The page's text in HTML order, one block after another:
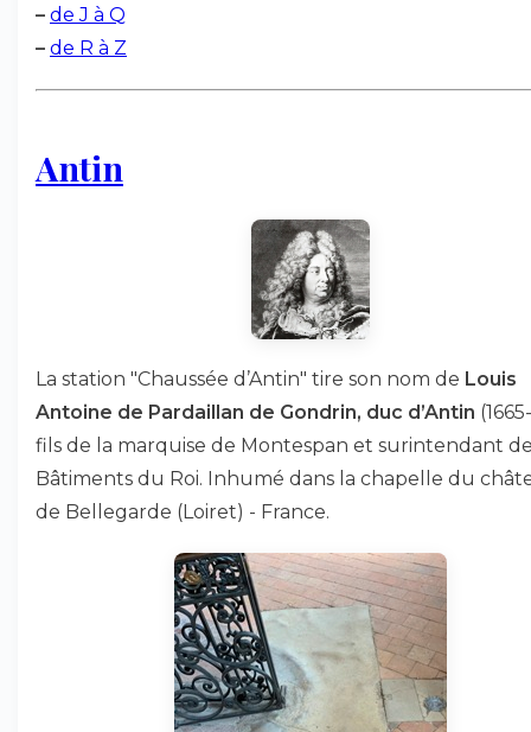
– de J à Q
– de R à Z
Antin
La station "Chaussée d’Antin" tire son nom de Louis
Antoine de Pardaillan de Gondrin, duc d’Antin
fils de la marquise de Montespan et surintendant
Bâtiments du Roi. Inhumé dans la chapelle du
de Bellegarde (Loiret) - France.